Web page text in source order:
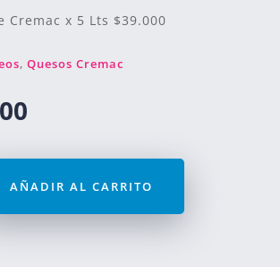
Cremac x 5 Lts $39.000
,Quesos Cremac
AÑADIR AL CARRITO